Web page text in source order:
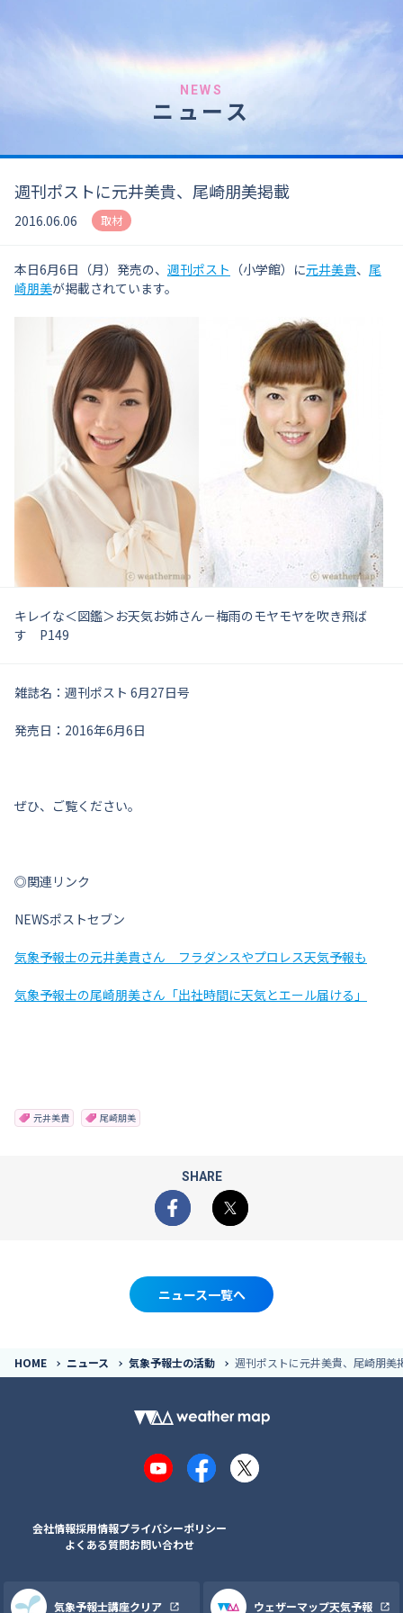
NEWS
ニュース
週刊ポストに元井美貴、尾崎朋美掲載
2016.06.06 取材
本日6月6日（月）発売の、 週刊ポスト （小学館）に元井美貴、 尾
崎朋美が掲載されています。
キレイな＜図鑑＞お天気お姉さん－梅雨のモヤモヤを吹き飛ば
す P149
雑誌名：週刊ポスト 6月27日号
発売日：2016年6月6日
ぜひ、ご覧ください。
◎関連リンク
NEWSポストセブン
気象予報士の元井美貴さん フラダンスやプロレス天気予報も
気象予報士の尾崎朋美さん「出社時間に天気とエール届ける」
元井美貴 尾崎朋美
SHARE
Facebook
X
ニュース一覧へ
HOME ニュース 気象予報士の活動 週刊ポストに元井美貴、尾崎朋美
YouTubeFacebook
X
会社情報採用情報プライバシーポリシー
よくある質問お問い合わせ
気象予報士講座クリア ウェザーマップ天気予報